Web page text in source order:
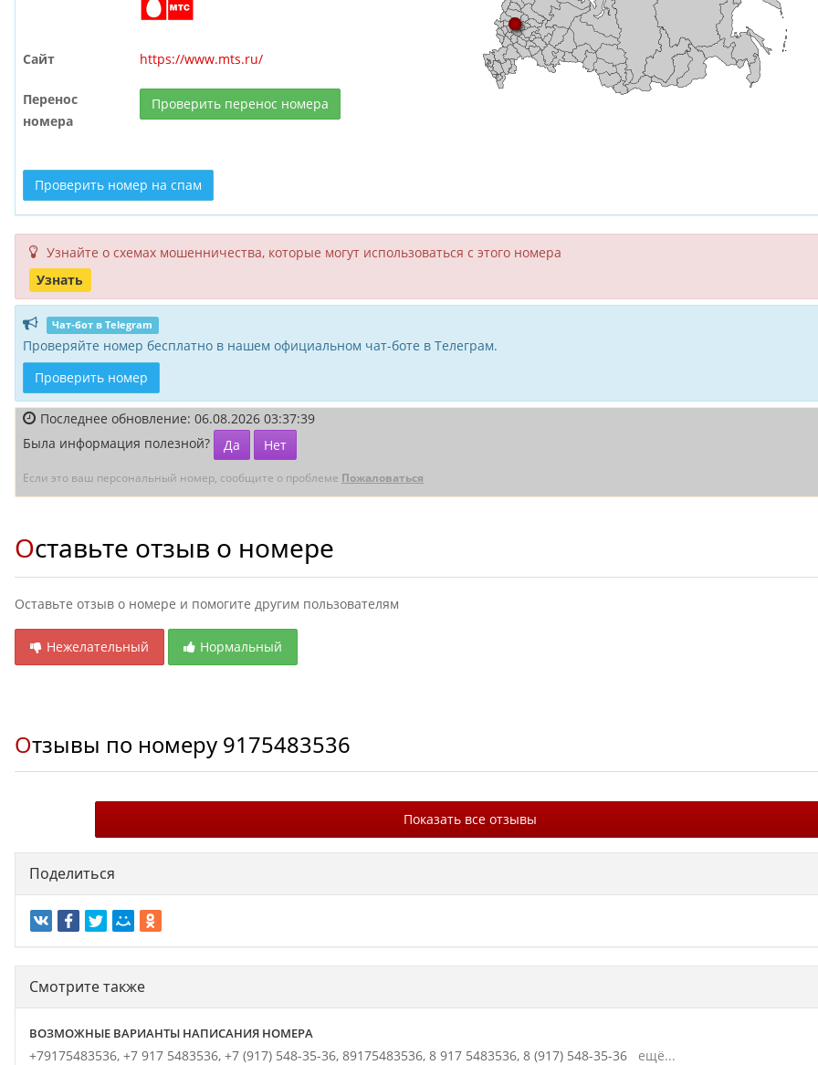
Сайт https://www.mts.ru/
Перенос
номера
Проверить перенос номера
Проверить номер на спам
Узнайте о схемах мошенни­чества, кото­рые могут исполь­зоваться с этого номера
Узнать
Чат-бот в Telegram
Проверяйте номер бесплатно в нашем официальном чат-боте в Телеграм.
Проверить номер
Последнее обновление: 06.08.2026 03:37:39
Была информация полезной?
Да Нет
Если это ваш персональный номер, сообщите о проблеме Пожаловаться
Оставьте отзыв о номере
Оставьте отзыв о номере и помогите другим пользователям
Нежелательный Нормальный
Отзывы по номеру 9175483536
Показать все отзывы
Поделиться
Смотрите также
ВОЗМОЖНЫЕ ВАРИАНТЫ НАПИСАНИЯ НОМЕРА
+79175483536, +7 917 5483536, +7 (917) 548-35-36, 89175483536, 8 917 5483536, 8 (917) 548-35-36 ещё...